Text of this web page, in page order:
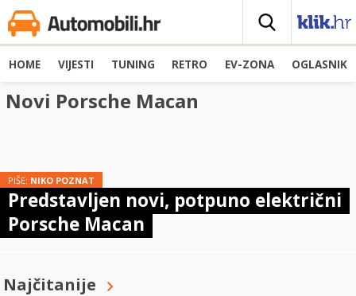
HOME VIJESTI TUNING RETRO EV-ZONA OGLASNIK
Novi Porsche Macan
PIŠE: NIKO POZNAT
Predstavljen novi, potpuno električni
Porsche Macan
Najčitanije